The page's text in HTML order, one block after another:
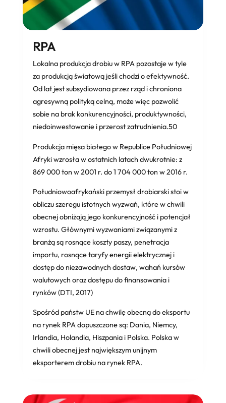
RPA
Lokalna produkcja drobiu w RPA pozostaje w tyle
za produkcją światową jeśli chodzi o efektywność.
Od lat jest subsydiowana przez rząd i chroniona
agresywną polityką celną, może więc pozwolić
sobie na brak konkurencyjności, produktywności,
niedoinwestowanie i przerost zatrudnienia.50
Produkcja mięsa białego w Republice Południowej
Afryki wzrosła w ostatnich latach dwukrotnie: z
869 000 ton w 2001 r. do 1 704 000 ton w 2016 r.
Południowoafrykański przemysł drobiarski stoi w
obliczu szeregu istotnych wyzwań, które w chwili
obecnej obniżają jego konkurencyjność i potencjał
wzrostu. Głównymi wyzwaniami związanymi z
branżą są rosnące koszty paszy, penetracja
importu, rosnące taryfy energii elektrycznej i
dostęp do niezawodnych dostaw, wahań kursów
walutowych oraz dostępu do finansowania i
rynków (DTI, 2017)
Spośród państw UE na chwilę obecną do eksportu
na rynek RPA dopuszczone są: Dania, Niemcy,
Irlandia, Holandia, Hiszpania i Polska. Polska w
chwili obecnej jest największym unijnym
eksporterem drobiu na rynek RPA.